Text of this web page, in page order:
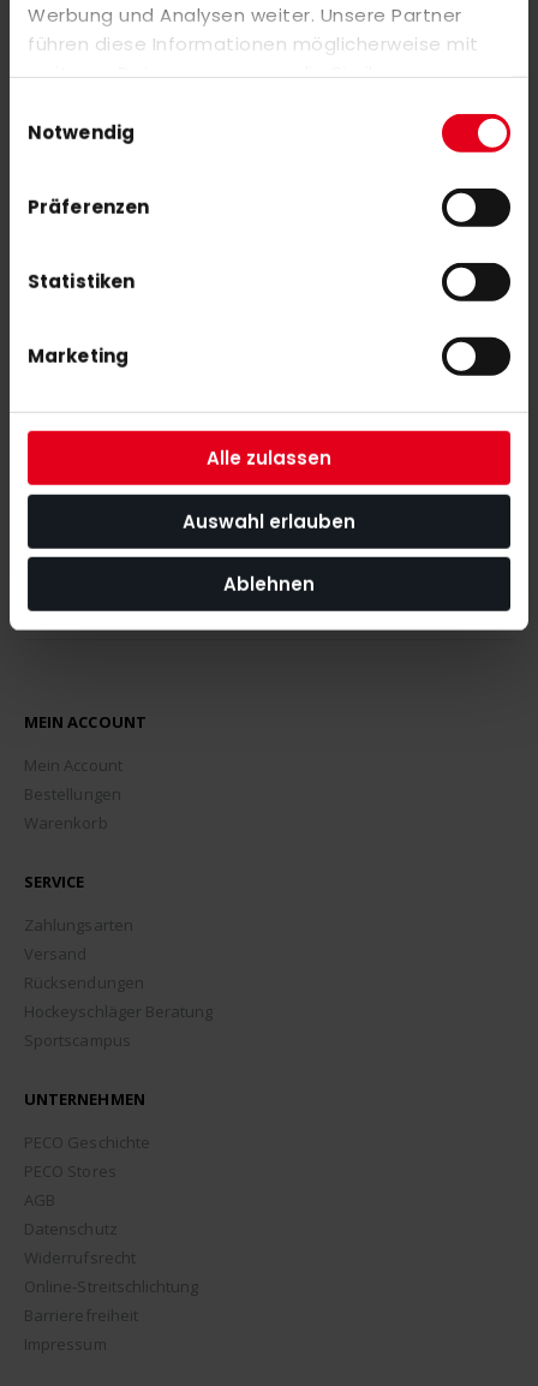
Werbung und Analysen weiter. Unsere Partner
führen diese Informationen möglicherweise mit
weiteren Daten zusammen, die Sie ihnen
Nutzung der Dienste gesammelt haben.
Notwendig
Präferenzen
Statistiken
Marketing
Alle zulassen
Auswahl erlauben
Ablehnen
45,00 €
Mit unserem Newsletter seid ihr immer auf den neuesten Stand
angeht.
MEIN ACCOUNT
Mein Account
Bestellungen
Warenkorb
SERVICE
Zahlungsarten
Versand
Rücksendungen
Hockeyschläger Beratung
Sportscampus
UNTERNEHMEN
PECO Geschichte
PECO Stores
AGB
Datenschutz
Widerrufsrecht
Online-Streitschlichtung
Barrierefreiheit
Impressum